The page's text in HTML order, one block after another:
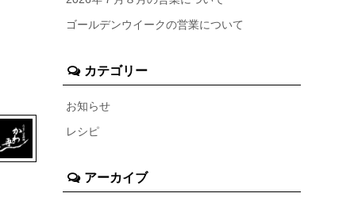
ゴールデンウイークの営業について
カテゴリー
お知らせ
レシピ
アーカイブ